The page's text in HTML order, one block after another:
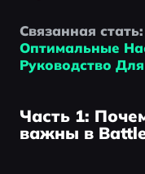
Связанная стать:
Оптимальные
Руководство
Часть 1:
важны в